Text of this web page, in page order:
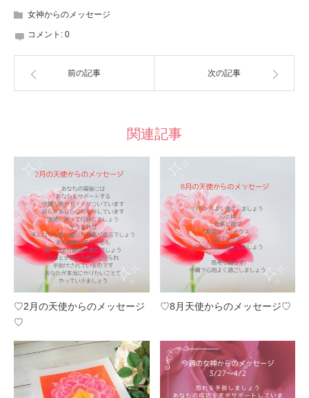
女神からのメッセージ
コメント: 0
前の記事 次の記事
関連記事
♡2月の天使からのメッセージ
♡
♡8月天使からのメッセージ♡